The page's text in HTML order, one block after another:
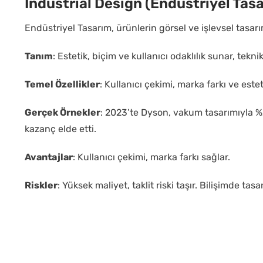
Industrial Design (Endüstriyel
Endüstriyel Tasarım, ürünlerin görsel ve işlevsel
Tanım: Estetik, biçim ve kullanıcı odaklılık sunar,
Temel Özellikler: Kullanıcı çekimi, marka farkı ve
Gerçek Örnekler: 2023’te Dyson, vakum tasarımıyla
kazanç elde etti.
Avantajlar: Kullanıcı çekimi, marka farkı sağlar.
Riskler: Yüksek maliyet, taklit riski taşır. Bilişimde